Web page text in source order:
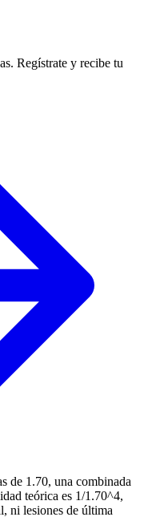
Regístrate y recibe tu
de 1.70, una combinada
teórica es 1/1.70^4,
ni lesiones de última